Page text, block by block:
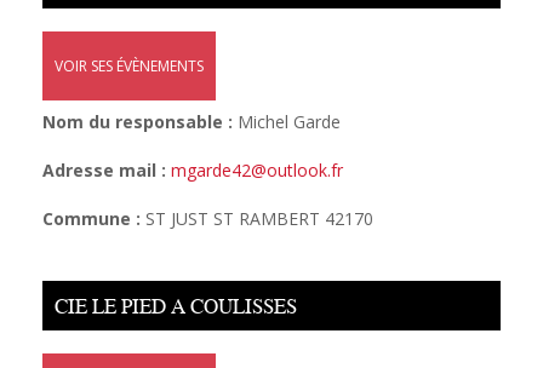
VOIR SES ÉVÈNEMENTS
Nom du responsable : Michel Garde
Adresse mail : mgarde42@outlook.fr
Commune : ST JUST ST RAMBERT 42170
CIE LE PIED A COULISSES